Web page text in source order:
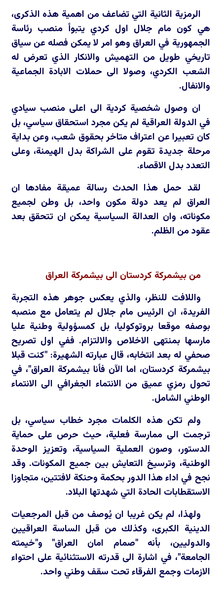
الرمزية الثانية التي تضاعف من اهمية هذه الذكرى،
هي كون مام جلال اول كردي يتبوأ منصب رئاسة
الجمهورية في العراق وهو امر لا يمكن فصله عن سياق
تاريخي طويل من التهميش والانكار الذي تعرض له
الشعب الكردي، وصولا الى حملات الابادة الجماعية
والانفال.
ان وصول شخصية كردية الى اعلى منصب سيادي
في الدولة العراقية لم يكن مجرد استحقاق سياسي، بل
كان تعبيرا عن اعتراف متاخر بحقوق شعب، وعن بداية
مرحلة جديدة تقوم على الشراكة بدل الهيمنة، وعلى
التعدد بدل الاقصاء.
لقد حمل هذا الحدث رسالة عميقة مفادها ان
العراق لم يعد دولة مكون واحد، بل وطن لجميع
مكوناته، وان العدالة السياسية يمكن ان تتحقق بعد
عقود من الظلم.
من بيشمركة كردستان الى بيشمركة العراق
واللافت للنظر، والذي يعكس جوهر هذه التجربة
الفريدة، ان الرئيس مام جلال لم يتعامل مع منصبه
بوصفه موقعا بروتوكوليا، بل كمسؤولية وطنية عليا
مارسها بمنتهى الاخلاص والالتزام. ففي اول تصريح
صحفي له بعد انتخابه، قال عبارته الشهيرة: "كنت قبلا
بيشمركة كردستان، اما الآن فأنا بيشمركة العراق"، في
تحول رمزي عميق من الانتماء الجغرافي الى الانتماء
الوطني الشامل.
ولم تكن هذه الكلمات مجرد خطاب سياسي، بل
ترجمت الى ممارسة فعلية، حيث حرص على حماية
الدستور، وصون العملية السياسية، وتعزيز الوحدة
الوطنية، وترسيخ التعايش بين جميع المكونات. وقد
نجح في اداء هذا الدور بحكمة وحنكة لافتتين، متجاوزا
الاستقطابات الحادة التي شهدتها البلاد.
ولهذا، لم يكن غريبا ان يُوصف من قبل المرجعيات
الدينية الكبرى، وكذلك من قبل الساسة العراقيين
والدوليين، بأنه "صمام امان العراق" و"خيمته
الجامعة"، في اشارة الى قدرته الاستثنائية على احتواء
الازمات وجمع الفرقاء تحت سقف وطني واحد.